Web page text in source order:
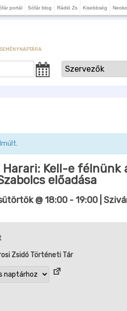
portál Sófár blog Rádió Zs Kisebbség
Harari: Kell-e félnünk
előadása
@ 18:00 - 19:00 |
Zsidó Történeti Tár